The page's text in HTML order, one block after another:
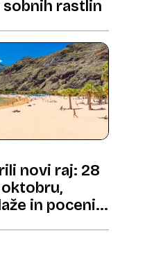
sobnih rastlin
novi raj: 28
in poceni